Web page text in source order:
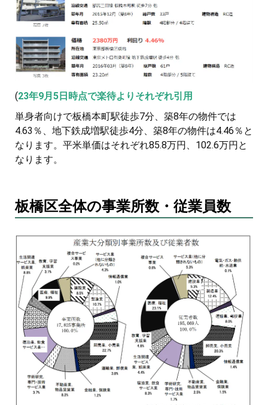
(23年9月5日時点で楽待よりそれぞれ引用
単身者向けで板橋本町駅徒歩7分、築8年の物件では
4.63％、地下鉄成増駅徒歩4分、築8年の物件は4.46％と
なります。平米単価はそれぞれ85.8万円、102.6万円と
なります。
板橋区全体の事業所数・従業員数